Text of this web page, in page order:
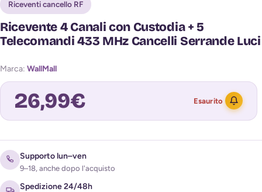
Riceventi cancello RF
Ricevente 4 Canali con Custodia + 5
Telecomandi 433 MHz Cancelli Serrande Luci
Marca: WallMall
26,99€ Esaurito
Supporto lun–ven
9–18, anche dopo l'acquisto
Spedizione 24/48h